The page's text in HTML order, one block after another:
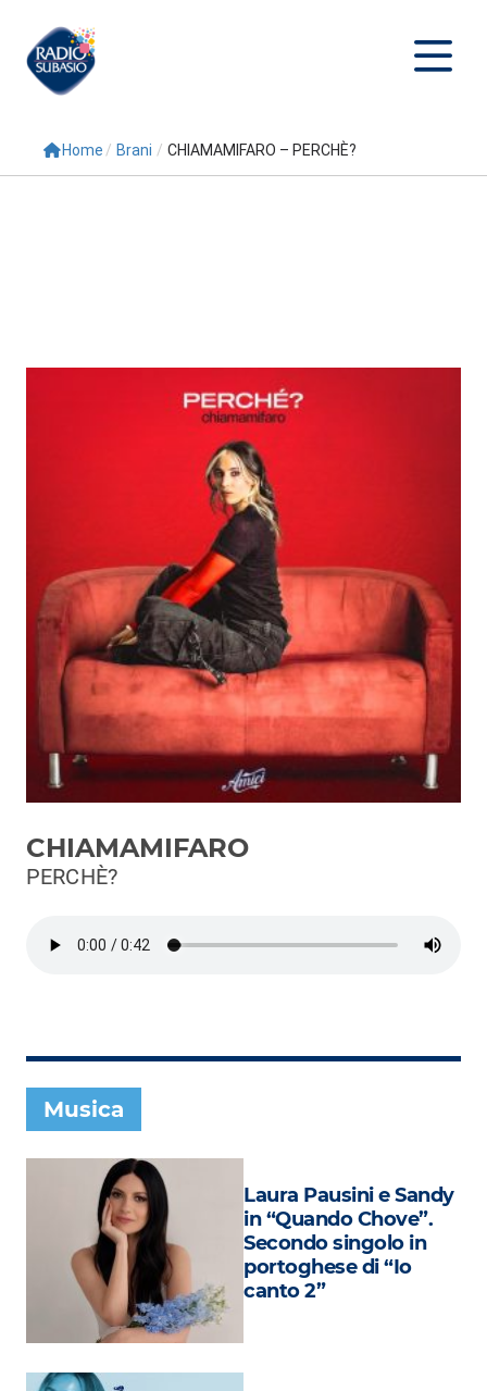
Cerca
Programmi
Conduttori
Interviste
Playlist
Novità
Subasio Playlist
Web Radio
Radio Subasio
Radio Subasio +
Radio Suby
Foto
Speciali
Oroscopo
Radio Subasio Music Club
Sanremo 2026
News
Home / Brani / CHIAMAMIFARO – PERCHÈ?
CHIAMAMIFARO
PERCHÈ?
Musica
Laura Pausini e Sandy
in “Quando Chove”.
Secondo singolo in
portoghese di “Io
canto 2”